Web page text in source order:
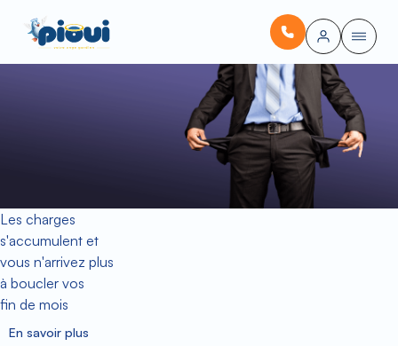
Les charges
s'accumulent et
vous n'arrivez plus
à boucler vos
fin de mois
En savoir plus